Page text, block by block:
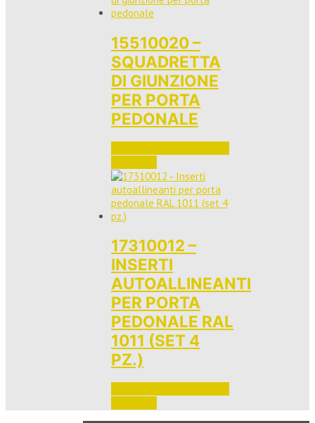
15510020 –
SQUADRETTA
DI GIUNZIONE
PER PORTA
PEDONALE
17310012 –
INSERTI
AUTOALLINEANTI
PER PORTA
PEDONALE RAL
1011 (SET 4
PZ.)